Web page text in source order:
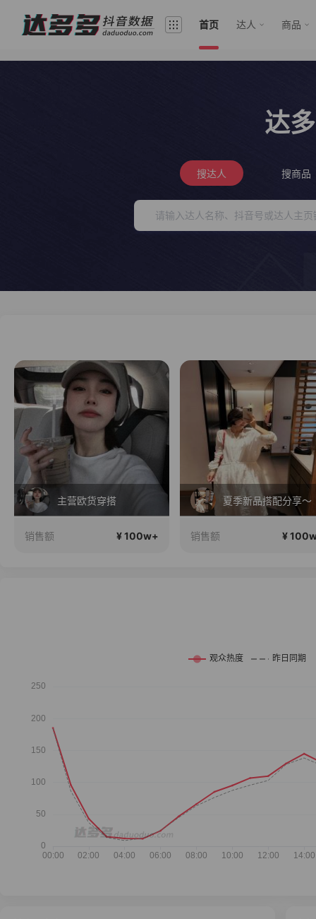
首页 达人 商品
达
搜达人 搜商品
主营欧货穿搭
销售额 ¥ 100w+
夏季新品搭配分享～
销售额 ¥